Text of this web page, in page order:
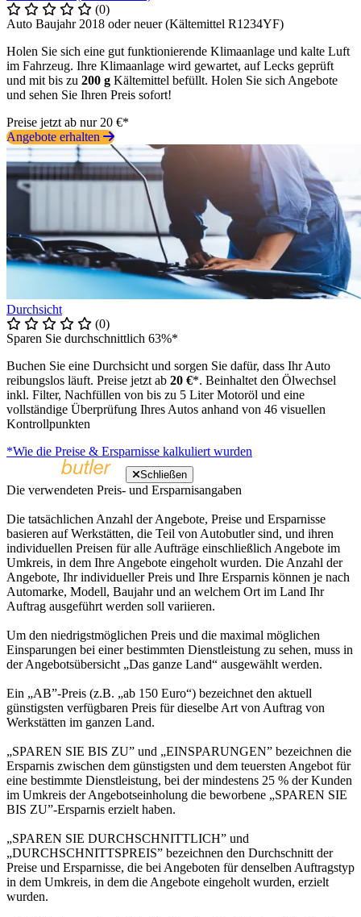
(0)
Auto Baujahr 2018 oder neuer (Kältemittel R1234YF)
Holen Sie sich eine gut funktionierende Klimaanlage und kalte Luft
im Fahrzeug. Ihre Klimaanlage wird gewartet, auf Lecks geprüft
und mit bis zu 200 g Kältemittel befüllt. Holen Sie sich Angebote
und sehen Sie Ihren Preis sofort!
Preise jetzt ab nur 20 €*
Angebote erhalten
Durchsicht
(0)
Sparen Sie durchschnittlich 63%*
Buchen Sie eine Durchsicht und sorgen Sie dafür, dass Ihr Auto
reibungslos läuft. Preise jetzt ab 20 €*. Beinhaltet den Ölwechsel
inkl. Filter, Nachfüllen von bis zu 5 Liter Motoröl und eine
vollständige Überprüfung Ihres Autos anhand von 46 visuellen
Kontrollpunkten
*Wie die Preise & Ersparnisse kalkuliert wurden
Schließen
Die verwendeten Preis- und Ersparnisangaben
Die tatsächlichen Anzahl der Angebote, Preise und Ersparnisse
basieren auf Werkstätten, die Teil von Autobutler sind, und ihren
individuellen Preisen für alle Aufträge einschließlich Angebote im
Umkreis, in dem Ihre Angebote eingeholt wurden. Die Anzahl der
Angebote, Ihr individueller Preis und Ihre Ersparnis können je nach
Automarke, Modell, Baujahr und an welchem Ort im Land Ihr
Auftrag ausgeführt werden soll variieren.
Um den niedrigstmöglichen Preis und die maximal möglichen
Einsparungen bei einer bestimmten Dienstleistung zu sehen, muss in
der Angebotsübersicht „Das ganze Land“ ausgewählt werden.
Ein „AB”-Preis (z.B. „ab 150 Euro“) bezeichnet den aktuell
günstigsten verfügbaren Preis für dieselbe Art von Auftrag von
Werkstätten im ganzen Land.
„SPAREN SIE BIS ZU” und „EINSPARUNGEN” bezeichnen die
Ersparnis zwischen dem günstigsten und dem teuersten Angebot für
eine bestimmte Dienstleistung, bei der mindestens 25 % der Kunden
im Umkreis der Angebotseinholung die beworbene „SPAREN SIE
BIS ZU”-Ersparnis erzielt haben.
„SPAREN SIE DURCHSCHNITTLICH” und
„DURCHSCHNITTSPREIS” bezeichnen den Durchschnitt der
Preise und Ersparnisse, die bei Angeboten für denselben Auftragstyp
in dem Umkreis, in dem die Angebote eingeholt wurden, erzielt
wurden.